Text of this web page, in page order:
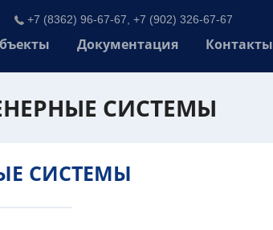
+7 (8362) 96-67-67, +7 (902) 326-67-67
Документация Контакты
СИСТЕМЫ
СИСТЕМЫ